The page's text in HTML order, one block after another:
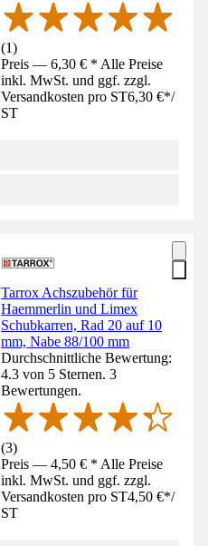
(1)
Preis — 6,30 € * Alle Preise
inkl. MwSt. und ggf. zzgl.
Versandkosten pro ST6,30 €*/
ST
Tarrox Achszubehör für
Haemmerlin und Limex
Schubkarren, Rad 20 auf 10
mm, Nabe 88/100 mm
Durchschnittliche Bewertung:
4.3 von 5 Sternen. 3
Bewertungen.
(3)
Preis — 4,50 € * Alle Preise
inkl. MwSt. und ggf. zzgl.
Versandkosten pro ST4,50 €*/
ST